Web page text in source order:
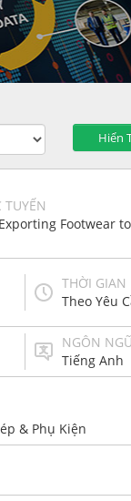
Hiển
Footwear
THỜI GIAN
Theo Yêu
NGÔN
Tiếng Anh
& Phụ Kiện